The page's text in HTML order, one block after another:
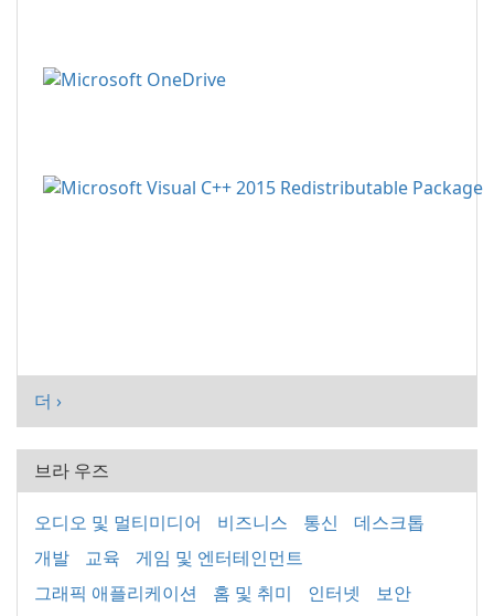
더 ›
브라 우즈
오디오 및 멀티미디어 비즈니스 통신
데스크톱
개발
교육
게임 및 엔터테인먼트
그래픽 애플리케이션
홈 및 취미 인터넷 보안